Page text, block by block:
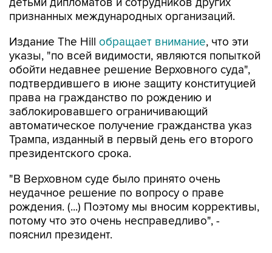
признанных международных организаций.
Издание The Hill обращает внимание, что эти
указы, "по всей видимости, являются попыткой
обойти недавнее решение Верховного суда",
подтвердившего в июне защиту конституцией
права на гражданство по рождению и
заблокировавшего ограничивающий
автоматическое получение гражданства указ
Трампа, изданный в первый день его второго
президентского срока.
"В Верховном суде было принято очень
неудачное решение по вопросу о праве
рождения. (...) Поэтому мы вносим коррективы,
потому что это очень несправедливо", -
пояснил президент.